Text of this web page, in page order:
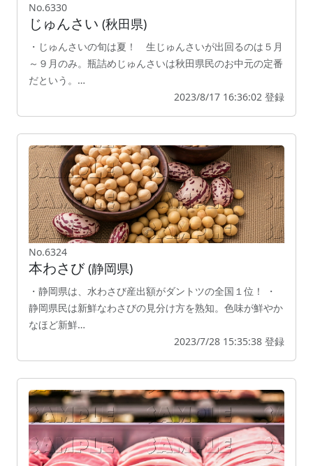
No.6330
じゅんさい (秋田県)
・じゅんさいの旬は夏！ 生じゅんさいが出回るのは５月
～９月のみ。瓶詰めじゅんさいは秋田県民のお中元の定番
だという。…
2023/8/17 16:36:02 登録
No.6324
本わさび(静岡県)
・静岡県は、水わさび産出額がダントツの全国１位！ ・
静岡県民は新鮮なわさびの見分け方を熟知。色味が鮮やか
なほど新鮮…
2023/7/28 15:35:38 登録